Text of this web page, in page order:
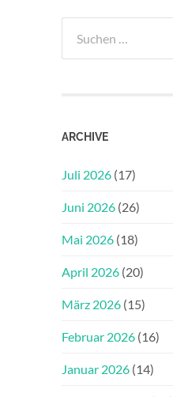
nach:
ARCHIVE
Juli 2026 (17)
Juni 2026 (26)
Mai 2026 (18)
April 2026 (20)
März 2026 (15)
Februar 2026 (16)
Januar 2026 (14)